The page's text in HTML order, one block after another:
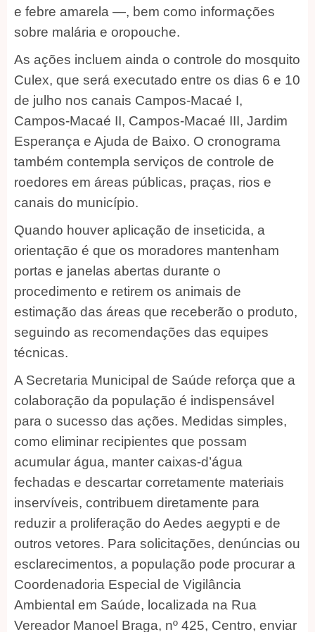
e febre amarela —, bem como informações
sobre malária e oropouche.
As ações incluem ainda o controle do mosquito
Culex, que será executado entre os dias 6 e 10
de julho nos canais Campos-Macaé I,
Campos-Macaé II, Campos-Macaé III, Jardim
Esperança e Ajuda de Baixo. O cronograma
também contempla serviços de controle de
roedores em áreas públicas, praças, rios e
canais do município.
Quando houver aplicação de inseticida, a
orientação é que os moradores mantenham
portas e janelas abertas durante o
procedimento e retirem os animais de
estimação das áreas que receberão o produto,
seguindo as recomendações das equipes
técnicas.
A Secretaria Municipal de Saúde reforça que a
colaboração da população é indispensável
para o sucesso das ações. Medidas simples,
como eliminar recipientes que possam
acumular água, manter caixas-d’água
fechadas e descartar corretamente materiais
inservíveis, contribuem diretamente para
reduzir a proliferação do Aedes aegypti e de
outros vetores. Para solicitações, denúncias ou
esclarecimentos, a população pode procurar a
Coordenadoria Especial de Vigilância
Ambiental em Saúde, localizada na Rua
Vereador Manoel Braga, nº 425, Centro, enviar